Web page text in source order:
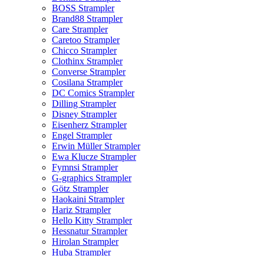
BOSS Strampler
Brand88 Strampler
Care Strampler
Caretoo Strampler
Chicco Strampler
Clothinx Strampler
Converse Strampler
Cosilana Strampler
DC Comics Strampler
Dilling Strampler
Disney Strampler
Eisenherz Strampler
Engel Strampler
Erwin Müller Strampler
Ewa Klucze Strampler
Fymnsi Strampler
G-graphics Strampler
Götz Strampler
Haokaini Strampler
Hariz Strampler
Hello Kitty Strampler
Hessnatur Strampler
Hirolan Strampler
Huba Strampler